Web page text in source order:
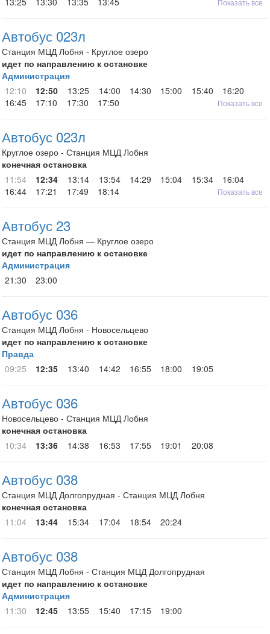
Показать все
Автобус 023л
Станция МЦД Лобня - Круглое озеро
идет по направлению к остановке
Администрация
12:10
12:50 13:25 14:00 14:30 15:00 15:40
16:20
16:45
17:10 17:30 17:50 Показать все
Автобус 023л
Круглое озеро - Станция МЦД Лобня
конечная остановка
11:54
12:34 13:14 13:54 14:29 15:04 15:34
16:04
16:44
17:21 17:49 18:14 Показать все
Автобус 23
Станция МЦД Лобня — Круглое озеро
идет по направлению к остановке
Администрация
21:30
23:00
Автобус 036
Станция МЦД Лобня - Новосельцево
идет по направлению к остановке
Правда
09:25
12:35 13:40 14:42 16:55 18:00 19:05
Автобус 036
Новосельцево - Станция МЦД Лобня
конечная остановка
10:34
13:36 14:38 16:53 17:55 19:01 20:08
Автобус 038
Станция МЦД Долгопрудная - Станция МЦД Лобня
конечная остановка
11:04
13:44 15:34 17:04 18:54 20:24
Автобус 038
Станция МЦД Лобня - Станция МЦД Долгопрудная
идет по направлению к остановке
Администрация
11:30
12:45 13:55 15:40 17:15 19:00